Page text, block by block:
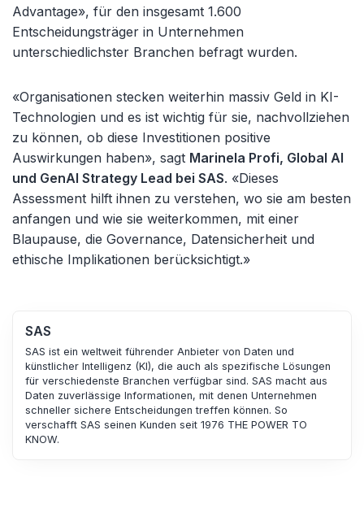
Advantage», für den insgesamt 1.600
Entscheidungsträger in Unternehmen
unterschiedlichster Branchen befragt wurden.
«Organisationen stecken weiterhin massiv Geld in KI-
Technologien und es ist wichtig für sie, nachvollziehen
zu können, ob diese Investitionen positive
Auswirkungen haben», sagt Marinela Profi, Global AI
und GenAI Strategy Lead bei SAS. «Dieses
Assessment hilft ihnen zu verstehen, wo sie am besten
anfangen und wie sie weiterkommen, mit einer
Blaupause, die Governance, Datensicherheit und
ethische Implikationen berücksichtigt.»
SAS
SAS ist ein weltweit führender Anbieter von Daten und
künstlicher Intelligenz (KI), die auch als spezifische Lösungen
für verschiedenste Branchen verfügbar sind. SAS macht aus
Daten zuverlässige Informationen, mit denen Unternehmen
schneller sichere Entscheidungen treffen können. So
verschafft SAS seinen Kunden seit 1976 THE POWER TO
KNOW.